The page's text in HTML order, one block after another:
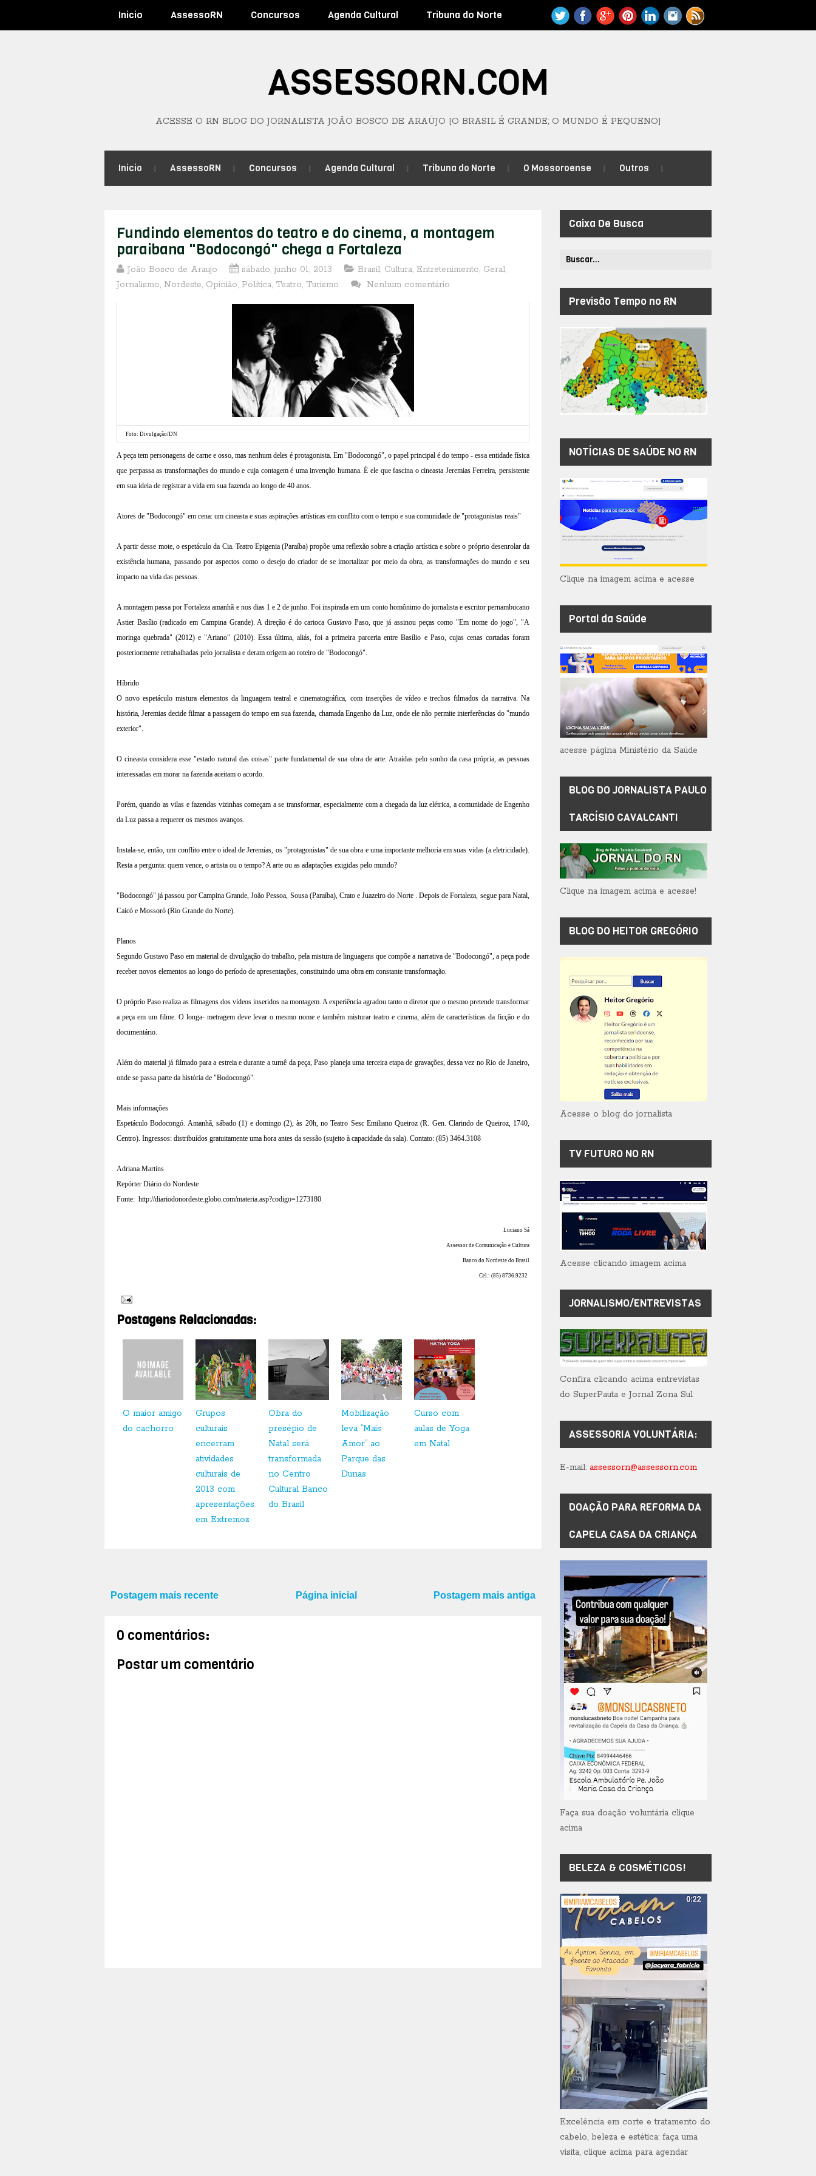
Inicio AssessoRN Concursos Agenda Cultural Tribuna do Norte
ASSESSORN.COM
ACESSE O RN BLOG DO JORNALISTA JOÃO BOSCO DE ARAÚJO [O BRASIL É GRANDE; O MUNDO É PEQUENO]
Inicio AssessoRN Concursos Agenda Cultural Tribuna do Norte O Mossoroense Outros
Fundindo elementos do teatro e do cinema, a montagem
paraibana "Bodocongó" chega a Fortaleza
João Bosco de Araujo sábado, junho 01, 2013 Brasil, Cultura, Entretenimento, Geral,
Jornalismo, Nordeste, Opinião, Política, Teatro, Turismo Nenhum comentário
Foto: Divulgação/DN
A peça tem personagens de carne e osso, mas nenhum deles é protagonista. Em "Bodocongó", o papel principal é do tempo - essa entidade física
que perpassa as transformações do mundo e cuja contagem é uma invenção humana. É ele que fascina o cineasta Jeremias Ferreira, persistente
em sua ideia de registrar a vida em sua fazenda ao longo de 40 anos.
Atores de "Bodocongó" em cena: um cineasta e suas aspirações artísticas em conflito com o tempo e sua comunidade de "protagonistas reais"
A partir desse mote, o espetáculo da Cia. Teatro Epigenia (Paraíba) propõe uma reflexão sobre a criação artística e sobre o próprio desenrolar da
existência humana, passando por aspectos como o desejo do criador de se imortalizar por meio da obra, as transformações do mundo e seu
impacto na vida das pessoas.
A montagem passa por Fortaleza amanhã e nos dias 1 e 2 de junho. Foi inspirada em um conto homônimo do jornalista e escritor pernambucano
Astier Basílio (radicado em Campina Grande). A direção é do carioca Gustavo Paso, que já assinou peças como "Em nome do jogo", "A
moringa quebrada" (2012) e "Ariano" (2010). Essa última, aliás, foi a primeira parceria entre Basílio e Paso, cujas cenas cortadas foram
posteriormente retrabalhadas pelo jornalista e deram origem ao roteiro de "Bodocongó".
Híbrido
O novo espetáculo mistura elementos da linguagem teatral e cinematográfica, com inserções de vídeo e trechos filmados da narrativa. Na
história, Jeremias decide filmar a passagem do tempo em sua fazenda, chamada Engenho da Luz, onde ele não permite interferências do "mundo
exterior".
O cineasta considera esse "estado natural das coisas" parte fundamental de sua obra de arte. Atraídas pelo sonho da casa própria, as pessoas
interessadas em morar na fazenda aceitam o acordo.
Porém, quando as vilas e fazendas vizinhas começam a se transformar, especialmente com a chegada da luz elétrica, a comunidade de Engenho
da Luz passa a requerer os mesmos avanços.
Instala-se, então, um conflito entre o ideal de Jeremias, os "protagonistas" de sua obra e uma importante melhoria em suas vidas (a eletricidade).
Resta a pergunta: quem vence, o artista ou o tempo? A arte ou as adaptações exigidas pelo mundo?
"Bodocongó" já passou por Campina Grande, João Pessoa, Sousa (Paraíba), Crato e Juazeiro do Norte . Depois de Fortaleza, segue para Natal,
Caicó e Mossoró (Rio Grande do Norte).
Planos
Segundo Gustavo Paso em material de divulgação do trabalho, pela mistura de linguagens que compõe a narrativa de "Bodocongó", a peça pode
receber novos elementos ao longo do período de apresentações, constituindo uma obra em constante transformação.
O próprio Paso realiza as filmagens dos vídeos inseridos na montagem. A experiência agradou tanto o diretor que o mesmo pretende transformar
a peça em um filme. O longa- metragem deve levar o mesmo nome e também misturar teatro e cinema, além de características da ficção e do
documentário.
Além do material já filmado para a estreia e durante a turnê da peça, Paso planeja uma terceira etapa de gravações, dessa vez no Rio de Janeiro,
onde se passa parte da história de "Bodocongó".
Mais informações
Espetáculo Bodocongó. Amanhã, sábado (1) e domingo (2), às 20h, no Teatro Sesc Emiliano Queiroz (R. Gen. Clarindo de Queiroz, 1740,
Centro). Ingressos: distribuídos gratuitamente uma hora antes da sessão (sujeito à capacidade da sala). Contato: (85) 3464.3108
Adriana Martins
Repórter Diário do Nordeste
Fonte: http://diariodonordeste.globo.com/materia.asp?codigo=1273180
Luciano Sá
Assessor de Comunicação e Cultura
Banco do Nordeste do Brasil
Cel.: (85) 8736.9232
Postagens Relacionadas:
O maior amigo
do cachorro
Grupos
culturais
encerram
atividades
culturais de
2013 com
apresentações
em Extremoz
Obra do
presépio de
Natal será
transformada
no Centro
Cultural Banco
do Brasil
Mobilização
leva “Mais
Amor” ao
Parque das
Dunas
Curso com
aulas de Yoga
em Natal
Postagem mais recente Postagem mais antiga
Página inicial
0 comentários:
Postar um comentário
Caixa De Busca
Previsão Tempo no RN
NOTÍCIAS DE SAÚDE NO RN
Clique na imagem acima e acesse
Portal da Saúde
acesse página Ministério da Saúde
BLOG DO JORNALISTA PAULO
TARCÍSIO CAVALCANTI
Clique na imagem acima e acesse!
BLOG DO HEITOR GREGÓRIO
Acesse o blog do jornalista
TV FUTURO NO RN
Acesse clicando imagem acima
JORNALISMO/ENTREVISTAS
Confira clicando acima entrevistas
do SuperPauta e Jornal Zona Sul
ASSESSORIA VOLUNTÁRIA:
E-mail: assessorn@assessorn.com
DOAÇÃO PARA REFORMA DA
CAPELA CASA DA CRIANÇA
Faça sua doação voluntária clique
acima
BELEZA & COSMÉTICOS!
Excelência em corte e tratamento do
cabelo, beleza e estética: faça uma
visita, clique acima para agendar